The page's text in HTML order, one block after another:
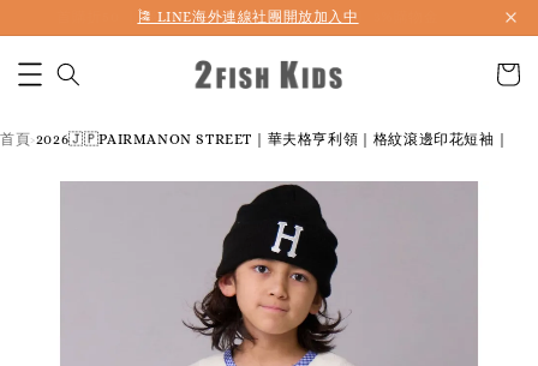
首購折50 ｜ 滿1,500 免運 ｜ 滿2,900 折140 ｜ 3%購物金
首頁›2026🇯🇵PAIRMANON STREET｜華夫格亨利領｜格紋滾邊印花短袖｜